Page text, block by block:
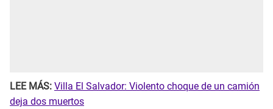
LEE MÁS: Villa El Salvador: Violento choque de un camión
deja dos muertos